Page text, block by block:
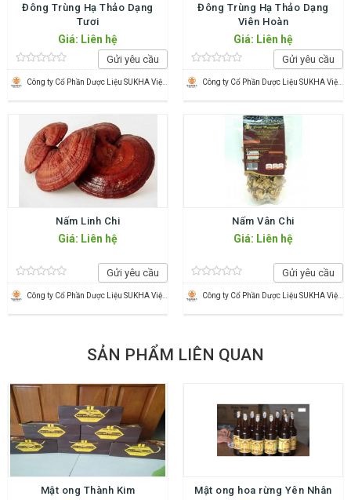
Đông Trùng Hạ Thảo Dạng
Tươi
Giá: Liên hệ
Gửi yêu cầu
Công ty Cổ Phần Dược Liệu SUKHA Việt Nam
Đông Trùng Hạ Thảo Dạng
Viên Hoàn
Giá: Liên hệ
Gửi yêu cầu
Công ty Cổ Phần Dược Liệu SUKHA Việt Nam
Nấm Linh Chi
Giá: Liên hệ
Gửi yêu cầu
Công ty Cổ Phần Dược Liệu SUKHA Việt Nam
Nấm Vân Chi
Giá: Liên hệ
Gửi yêu cầu
Công ty Cổ Phần Dược Liệu SUKHA Việt Nam
SẢN PHẨM LIÊN QUAN
Mật ong Thành Kim Mật ong hoa rừng Yên Nhân